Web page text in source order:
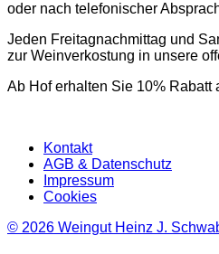
oder nach telefonischer
Jeden Freitagnachmittag und
zur Weinverkostung in unsere
Ab Hof erhalten Sie 10% Rabatt
Kontakt
AGB & Datenschutz
Impressum
Cookies
© 2026 Weingut Heinz J.